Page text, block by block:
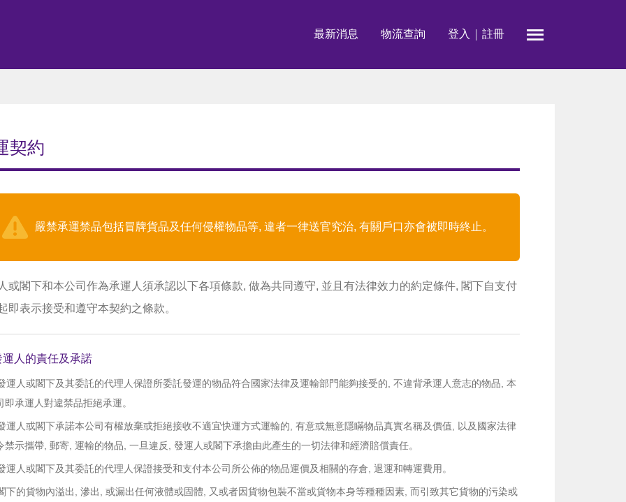
最新消息 物流查詢 登入 註冊 
契約
嚴禁承運禁品包括冒牌貨品及任何侵權物品等, 違者一律送官究治, 有關戶口亦會被即時終止。
或閣下和本公司作為承運人須承認以下各項條款, 做為共同遵守, 並且有法律效力的約定條件, 閣下自支付
即表示接受和遵守本契約之條款。
運人的責任及承諾
運人或閣下及其委託的代理人保證所委託發運的物品符合國家法律及運輸部門能夠接受的, 不違背承運人意志的物品, 本
即承運人對違禁品拒絕承運。
運人或閣下承諾本公司有權放棄或拒絕接收不適宜快運方式運輸的, 有意或無意隱瞞物品真實名稱及價值, 以及國家法律
禁示攜帶, 郵寄, 運輸的物品, 一旦違反, 發運人或閣下承擔由此產生的一切法律和經濟賠償責任。
運人或閣下及其委託的代理人保證接受和支付本公司所公佈的物品運價及相關的存倉, 退運和轉運費用。
下的貨物內溢出, 滲出, 或漏出任何液體或固體, 又或者因貨物包裝不當或貨物本身等種種因素, 而引致其它貨物的污染或